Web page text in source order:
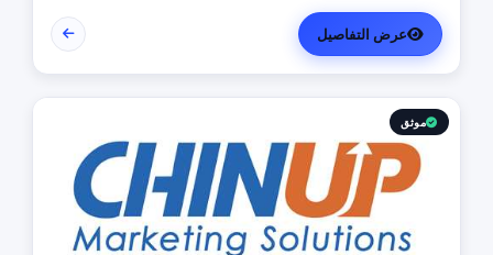
marketing is the method by which companies endorse
goods, services, and brands. Our rich qualifications in
ERP, web design and development, mobile applications,
branding, logo design, and digital marketing enable us
to breathe life into your ideas and elevate your
business.
عرض التفاصيل
موثق